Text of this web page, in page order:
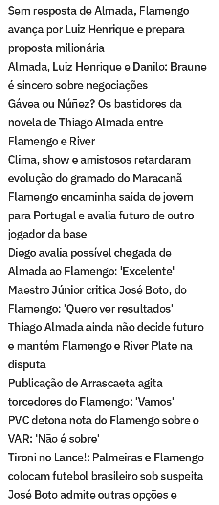
Sem resposta de Almada, Flamengo
avança por Luiz Henrique e prepara
proposta milionária
Almada, Luiz Henrique e Danilo: Braune
é sincero sobre negociações
Gávea ou Núñez? Os bastidores da
novela de Thiago Almada entre
Flamengo e River
Clima, show e amistosos retardaram
evolução do gramado do Maracanã
Flamengo encaminha saída de jovem
para Portugal e avalia futuro de outro
jogador da base
Diego avalia possível chegada de
Almada ao Flamengo: 'Excelente'
Maestro Júnior critica José Boto, do
Flamengo: 'Quero ver resultados'
Thiago Almada ainda não decide futuro
e mantém Flamengo e River Plate na
disputa
Publicação de Arrascaeta agita
torcedores do Flamengo: 'Vamos'
PVC detona nota do Flamengo sobre o
VAR: 'Não é sobre'
Tironi no Lance!: Palmeiras e Flamengo
colocam futebol brasileiro sob suspeita
José Boto admite outras opções e